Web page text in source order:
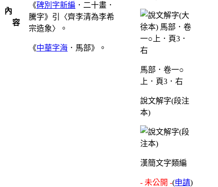
內
容
《碑別字新編 ．二十畫．
騰字》引〈齊李清為李希
宗造象〉。
《中華字海 ．馬部》。
馬部．卷一○
上．頁3．右
說文解字(段注
本)
漢簡文字類編
- 未公開 -(申請)